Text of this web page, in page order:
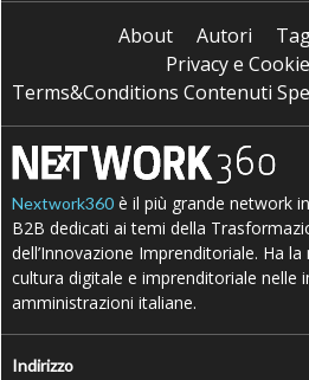
About Autori
Privacy e
Terms&Conditions Contenuti
Nextwork360 è il più grande network
B2B dedicati ai temi della
dell’Innovazione Imprenditoriale. Ha
cultura digitale e imprenditoriale nelle
amministrazioni italiane.
Indirizzo